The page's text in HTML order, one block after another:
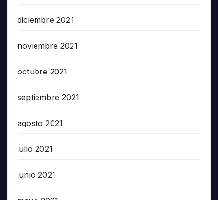
diciembre 2021
noviembre 2021
octubre 2021
septiembre 2021
agosto 2021
julio 2021
junio 2021